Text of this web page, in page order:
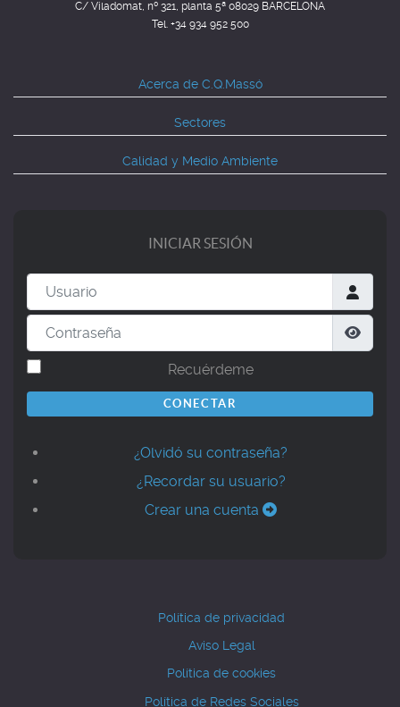
C/ Viladomat, nº 321, planta 5ª 08029 BARCELONA
Tel. +34 934 952 500
Acerca de C.Q.Massó
Sectores
Calidad y Medio Ambiente
INICIAR SESIÓN
Usuario
Contraseña
Recuérdeme
CONECTAR
¿Olvidó su contraseña?
¿Recordar su usuario?
Crear una cuenta
Política de privacidad
Aviso Legal
Política de cookies
Política de Redes Sociales